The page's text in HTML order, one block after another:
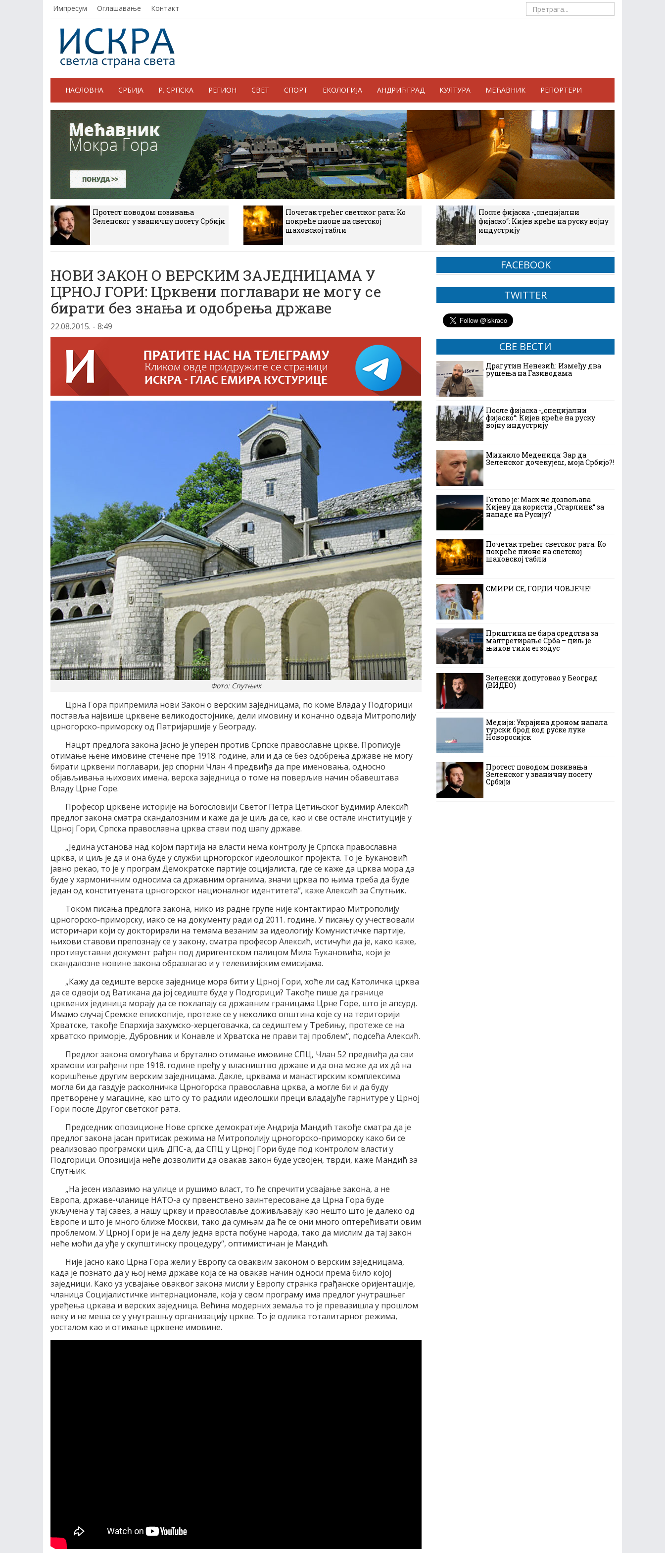
Импресум Оглашавање Контакт
НАСЛОВНА СРБИЈА Р. СРПСКА РЕГИОН СВЕТ СПОРТ ЕКОЛОГИЈА АНДРИЋГРАД КУЛТУРА МЕЋАВНИК РЕПОРТЕРИ
Протест поводом позивања
Зеленског у званичну посету Србији
Почетак трећег светског рата: Ко
покреће пионе на светској
шаховској табли
После фијаска -„специјални
фијаско“: Кијев креће на руску војну
индустрију
НОВИ ЗАКОН О ВЕРСКИМ ЗАЈЕДНИЦАМА У
ЦРНОЈ ГОРИ: Црквени поглавари не могу се
бирати без знања и одобрења државе
22.08.2015. - 8:49
Фото: Спутњик
Црна Гора припремила нови Закон о верским заједницама, по коме Влада у Подгорици
поставља највише црквене великодостојнике, дели имовину и коначно одваја Митрополију
црногорско-приморску од Патријаршије у Београду.
Нацрт предлога закона јасно је уперен против Српске православне цркве. Прописује
отимање њене имовине стечене пре 1918. године, али и да се без одобрења државе не могу
бирати црквени поглавари, јер спорни Члан 4 предвиђа да пре именовања, односно
објављивања њихових имена, верска заједница о томе на поверљив начин обавештава
Владу Црне Горе.
Професор црквене историје на Богословији Светог Петра Цетињског Будимир Алексић
предлог закона сматра скандалозним и каже да је циљ да се, као и све остале институције у
Црној Гори, Српска православна црква стави под шапу државе.
„Једина установа над којом партија на власти нема контролу је Српска православна
црква, и циљ је да и она буде у служби црногорског идеолошког пројекта. То је Ђукановић
јавно рекао, то је у програм Демократске партије социјалиста, где се каже да црква мора да
буде у хармоничним односима са државним органима, значи црква по њима треба да буде
један од конституената црногорског националног идентитета“, каже Алексић за Спутњик.
Током писања предлога закона, нико из радне групе није контактирао Митрополију
црногорско-приморску, иако се на документу ради од 2011. године. У писању су учествовали
историчари који су докторирали на темама везаним за идеологију Комунистичке партије,
њихови ставови препознају се у закону, сматра професор Алексић, истичући да је, како каже,
противуставни документ рађен под диригентском палицом Мила Ђукановића, који је
скандалозне новине закона образлагао и у телевизијским емисијама.
„Кажу да седиште верске заједнице мора бити у Црној Гори, хоће ли сад Католичка црква
да се одвоји од Ватикана да јој седиште буде у Подгорици? Такође пише да границе
црквених јединица морају да се поклапају са државним границама Црне Горе, што је апсурд.
Имамо случај Сремске епископије, протеже се у неколико општина које су на територији
Хрватске, такође Епархија захумско-херцеговачка, са седиштем у Требињу, протеже се на
хрватско приморје, Дубровник и Конавле и Хрватска не прави тај проблем“, подсећа Алексић.
Предлог закона омогућава и брутално отимање имовине СПЦ, Члан 52 предвиђа да сви
храмови изграђени пре 1918. године пређу у власништво државе и да она може да их дâ на
коришћење другим верским заједницама. Дакле, црквама и манастирским комплексима
могла би да газдује расколничка Црногорска православна црква, а могле би и да буду
претворене у магацине, као што су то радили идеолошки преци владајуће гарнитуре у Црној
Гори после Другог светског рата.
Председник опозиционе Нове српске демократије Андрија Мандић такође сматра да је
предлог закона јасан притисак режима на Митрополију црногорско-приморску како би се
реализовао програмски циљ ДПС-а, да СПЦ у Црној Гори буде под контролом власти у
Подгорици. Опозиција неће дозволити да овакав закон буде усвојен, тврди, каже Мандић за
Спутњик.
„На јесен излазимо на улице и рушимо власт, то ће спречити усвајање закона, а не
Европа, државе-чланице НАТО-а су првенствено заинтересоване да Црна Гора буде
укључена у тај савез, а нашу цркву и православље доживљавају као нешто што је далеко од
Европе и што је много ближе Москви, тако да сумњам да ће се они много оптерећивати овим
проблемом. У Црној Гори је на делу једна врста побуне народа, тако да мислим да тај закон
неће моћи да уђе у скупштинску процедуру“, оптимистичан је Мандић.
Није јасно како Црна Гора жели у Европу са оваквим законом о верским заједницама,
када је познато да у њој нема државе која се на овакав начин односи према било којој
заједници. Како уз усвајање оваквог закона мисли у Европу странка грађанске оријентације,
чланица Социјалистичке интернационале, која у свом програму има предлог унутрашњег
уређења цркава и верских заједница. Већина модерних земаља то је превазишла у прошлом
веку и не меша се у унутрашњу организацију цркве. То је одлика тоталитарног режима,
уосталом као и отимање црквене имовине.
FACEBOOK
TWITTER
СВЕ ВЕСТИ
Драгутин Ненезић: Између два
рушења на Газиводама
После фијаска -„специјални
фијаско“: Кијев креће на руску
војну индустрију
Михаило Меденица: Зар да
Зеленског дочекујеш, моја Србијо?!
Готово је: Маск не дозвољава
Кијеву да користи „Старлинк“ за
нападе на Русију?
Почетак трећег светског рата: Ко
покреће пионе на светској
шаховској табли
СМИРИ СЕ, ГОРДИ ЧОВЈЕЧЕ!
Приштина не бира средства за
малтретирање Срба – циљ је
њихов тихи егзодус
Зеленски допутовао у Београд
(ВИДЕО)
Медији: Украјина дроном напала
турски брод код руске луке
Новоросијск
Протест поводом позивања
Зеленског у званичну посету
Србији